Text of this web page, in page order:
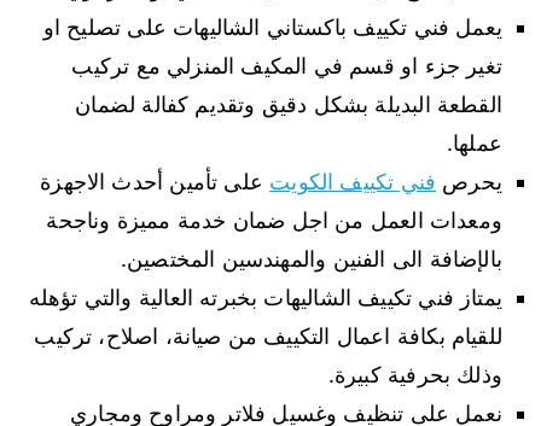
يعمل فني تكييف باكستاني الشاليهات على تصليح او
تغير جزء او قسم في المكيف المنزلي مع تركيب
القطعة البديلة بشكل دقيق وتقديم كفالة لضمان
عملها.
يحرص فني تكييف الكويت على تأمين أحدث الاجهزة
ومعدات العمل من اجل ضمان خدمة مميزة وناجحة
بالإضافة الى الفنين والمهندسين المختصين.
يمتاز فني تكييف الشاليهات بخبرته العالية والتي تؤهله
للقيام بكافة اعمال التكييف من صيانة، اصلاح، تركيب
وذلك بحرفية كبيرة.
نعمل على تنظيف وغسيل فلاتر ومراوح ومجاري